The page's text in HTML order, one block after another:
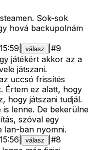
Sok-sok
hová backupolnám
15:59 válasz #9
játékért akkor az a
játszani.
uccsó frissítés
Értem ez alatt, hogy
hogy játszani tudjál.
is lenne. De bekerülne
szóval egy
lan-ban nyomni.
15:56 válasz #8